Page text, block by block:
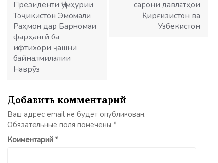
Президенти Ҷумҳурии
Тоҷикистон Эмомалӣ
Раҳмон дар Барномаи
фарҳангӣ ба
ифтихори ҷашни
байналмилалии
Наврӯз
сарони давлатҳои
Қирғизистон ва
Узбекистон
Добавить комментарий
Ваш адрес email не будет опубликован.
Обязательные поля помечены *
Комментарий *